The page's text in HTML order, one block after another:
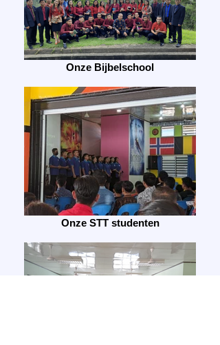
Onze Bijbelschool
Onze STT studenten